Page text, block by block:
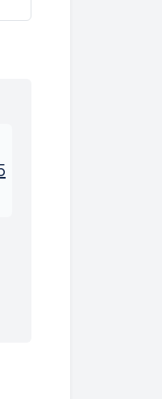
prijs was: €
Huidige prijs is: €